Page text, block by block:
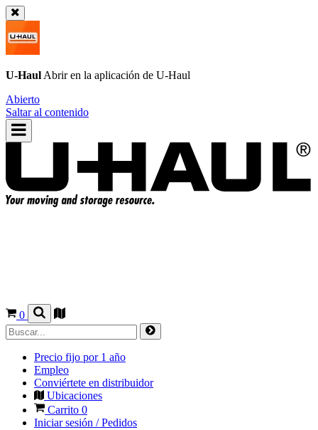
U-Haul Abrir en la aplicación de U-Haul
Abierto
Saltar al contenido
0
Precio fijo por 1 año
Empleo
Conviértete en distribuidor
Ubicaciones
Carrito 0
Iniciar sesión / Pedidos